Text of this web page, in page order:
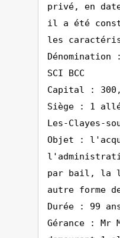
privé, en
il a été
les
Dénomination :
SCI BCC
Capital :
Siège : 1
Les-Clayes-
Objet :
par bail, la
autre forme
Durée : 99
Gérance : Mr